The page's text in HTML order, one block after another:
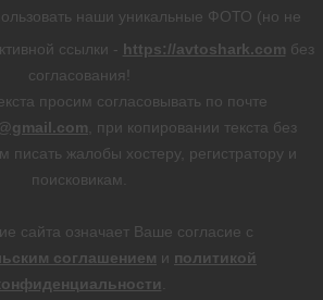
наши уникальные ФОТО (но не
ссылки - https://avtoshark.com без
согласования!
просим согласовывать по почте
, при копировании текста без
писать жалобы хостеру, регистратору и
поисковикам.
сайта означает Ваше согласие с
соглашением и политикой